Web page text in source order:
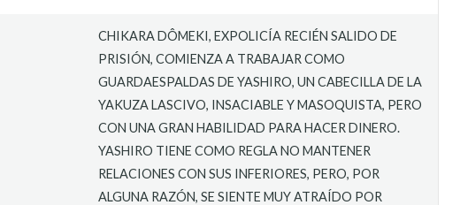
CHIKARA DÔMEKI, EXPOLICÍA RECIÉN SALIDO DE
PRISIÓN, COMIENZA A TRABAJAR COMO
GUARDAESPALDAS DE YASHIRO, UN CABECILLA DE LA
YAKUZA LASCIVO, INSACIABLE Y MASOQUISTA, PERO
CON UNA GRAN HABILIDAD PARA HACER DINERO.
YASHIRO TIENE COMO REGLA NO MANTENER
RELACIONES CON SUS INFERIORES, PERO, POR
ALGUNA RAZÓN, SE SIENTE MUY ATRAÍDO POR